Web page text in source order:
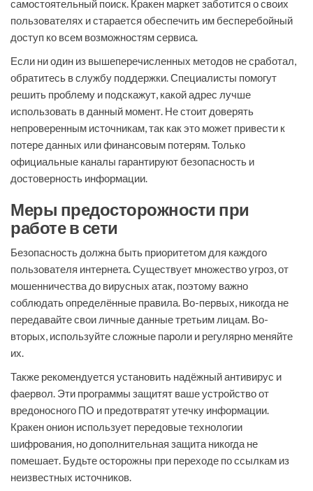
самостоятельный поиск. Кракен маркет заботится о своих
пользователях и старается обеспечить им бесперебойный
доступ ко всем возможностям сервиса.
Если ни один из вышеперечисленных методов не сработал,
обратитесь в службу поддержки. Специалисты помогут
решить проблему и подскажут, какой адрес лучше
использовать в данный момент. Не стоит доверять
непроверенным источникам, так как это может привести к
потере данных или финансовым потерям. Только
официальные каналы гарантируют безопасность и
достоверность информации.
Меры предосторожности при
работе в сети
Безопасность должна быть приоритетом для каждого
пользователя интернета. Существует множество угроз, от
мошенничества до вирусных атак, поэтому важно
соблюдать определённые правила. Во-первых, никогда не
передавайте свои личные данные третьим лицам. Во-
вторых, используйте сложные пароли и регулярно меняйте
их.
Также рекомендуется установить надёжный антивирус и
фаервол. Эти программы защитят ваше устройство от
вредоносного ПО и предотвратят утечку информации.
Кракен онион использует передовые технологии
шифрования, но дополнительная защита никогда не
помешает. Будьте осторожны при переходе по ссылкам из
неизвестных источников.